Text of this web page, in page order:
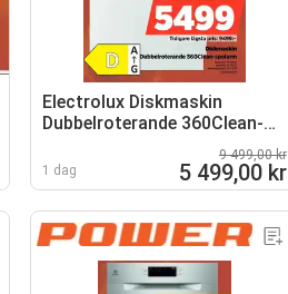
Electrolux Diskmaskin
Dubbelroterande 360Clean-
1 dag
9 499,00 kr
5 499,00 kr